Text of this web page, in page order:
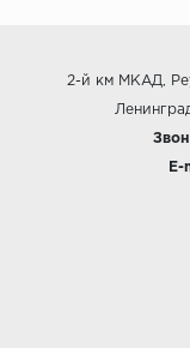
2-й км МКАД,
E-